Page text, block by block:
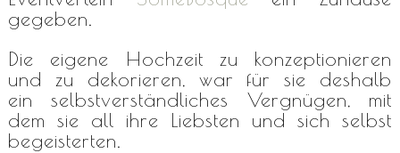
gegeben.
Die eigene Hochzeit zu konzeptionieren
und zu dekorieren, war für sie deshalb
ein selbstverständliches Vergnügen, mit
dem sie all ihre Liebsten und sich selbst
begeisterten.